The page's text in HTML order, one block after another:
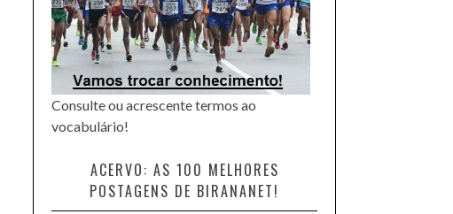
Consulte ou acrescente termos ao
vocabulário!
ACERVO: AS 100 MELHORES
POSTAGENS DE BIRANANET!